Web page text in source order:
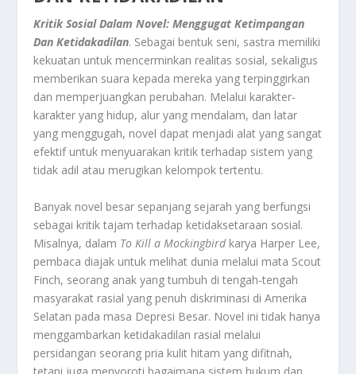
Kritik Sosial Dalam Novel: Menggugat Ketimpangan
Dan Ketidakadilan. Sebagai bentuk seni, sastra memiliki
kekuatan untuk mencerminkan realitas sosial, sekaligus
memberikan suara kepada mereka yang terpinggirkan
dan memperjuangkan perubahan. Melalui karakter-
karakter yang hidup, alur yang mendalam, dan latar
yang menggugah, novel dapat menjadi alat yang sangat
efektif untuk menyuarakan kritik terhadap sistem yang
tidak adil atau merugikan kelompok tertentu.
Banyak novel besar sepanjang sejarah yang berfungsi
sebagai kritik tajam terhadap ketidaksetaraan sosial.
Misalnya, dalam To Kill a Mockingbirdkarya Harper Lee,
pembaca diajak untuk melihat dunia melalui mata Scout
Finch, seorang anak yang tumbuh di tengah-tengah
masyarakat rasial yang penuh diskriminasi di Amerika
Selatan pada masa Depresi Besar. Novel ini tidak hanya
menggambarkan ketidakadilan rasial melalui
persidangan seorang pria kulit hitam yang difitnah,
tetapi juga menyoroti bagaimana sistem hukum dan